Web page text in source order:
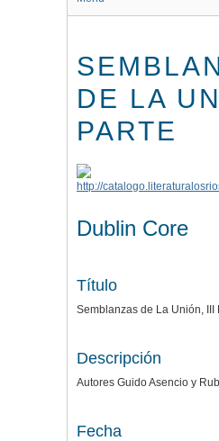
DE LA
PARTE
Dublin Core
Título
Semblanzas de La Unión, III
Descripción
Autores Guido Asencio y
Fecha